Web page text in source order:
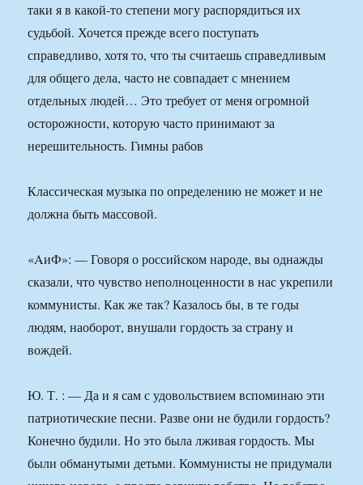
таки я в какой-то степени могу распорядиться их
судьбой. Хочется прежде всего поступать
справедливо, хотя то, что ты считаешь справедливым
для общего дела, часто не совпадает с мнением
отдельных людей… Это требует от меня огромной
осторожности, которую часто принимают за
нерешительность. Гимны рабов
Классическая музыка по определению не может и не
должна быть массовой.
«AиФ»: — Говоря о российском народе, вы однажды
сказали, что чувство неполноценности в нас укрепили
коммунисты. Как же так? Казалось бы, в те годы
людям, наоборот, внушали гордость за страну и
вождей.
Ю. Т. : — Да и я сам с удовольствием вспоминаю эти
патриотические песни. Разве они не будили гордость?
Конечно будили. Но это была лживая гордость. Мы
были обманутыми детьми. Коммунисты не придумали